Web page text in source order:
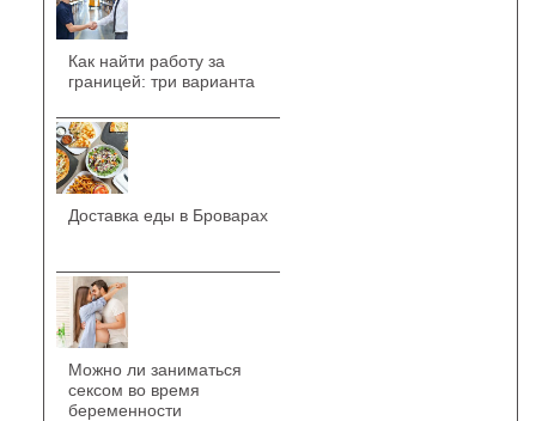
Как найти работу за
границей: три варианта
Доставка еды в Броварах
Можно ли заниматься
сексом во время
беременности